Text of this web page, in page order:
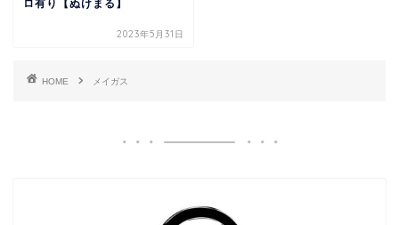
ロ有り【ぬけまる】
2023年5月31日
HOME メイガス